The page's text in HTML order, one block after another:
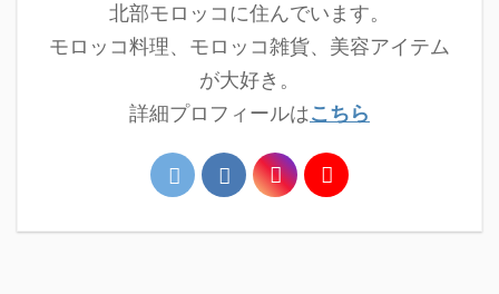
北部モロッコに住んでいます。
モロッコ料理、モロッコ雑貨、美容アイテム
が大好き。
詳細プロフィールはこちら